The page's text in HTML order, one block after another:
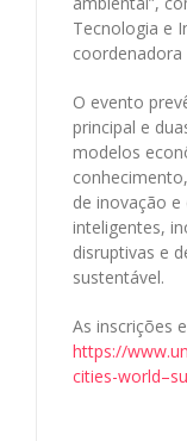
Tecnologia e
coordenadora
O evento
principal e
modelos
de inovação
inteligentes,
disruptivas e
sustentável.
As inscrições
https://
cities-